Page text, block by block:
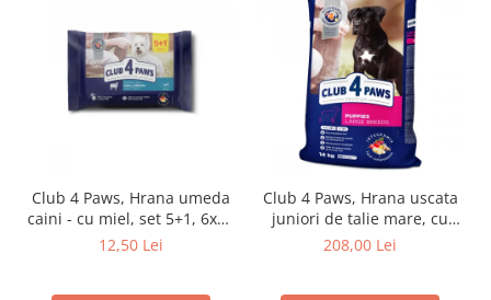
Club 4 Paws, Hrana umeda
caini - cu miel, set 5+1, 6x80
g
12,50 Lei
Club 4 Paws, Hrana uscata
juniori de talie mare, cu
pui, 14kg
208,00 Lei